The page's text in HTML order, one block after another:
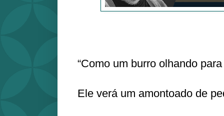
“Como um burro olhando
Ele verá um amontoado de